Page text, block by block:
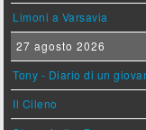
Limoni a Varsavia
27 agosto 2026
Tony - Diario di un
Il Cileno